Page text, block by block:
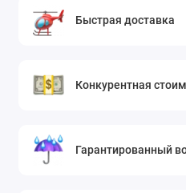
Быстрая доставка
Конкурентная
Гарантированный